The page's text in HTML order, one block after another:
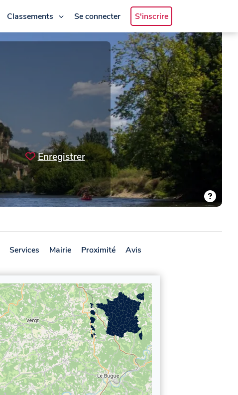
Classements Se connecter S'inscrire
Enregistrer
Services Mairie Proximité Avis